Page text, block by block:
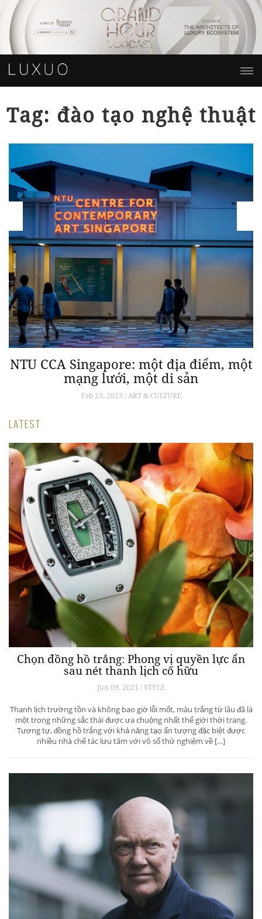
Tag: đào tạo nghệ thuật
NTU CCA Singapore: một địa điểm, một
mạng lưới, một di sản
Feb 23, 2023 / ART & CULTURE
LATEST
Chọn đồng hồ trắng: Phong vị quyền lực ẩn
sau nét thanh lịch cố hữu
Jun 09, 2021 / STYLE
Thanh lịch trường tồn và không bao giờ lỗi mốt, màu trắng từ lâu đã là
một trong những sắc thái được ưa chuộng nhất thế giới thời trang.
Tương tự, đồng hồ trắng với khả năng tạo ấn tượng đặc biệt được
nhiều nhà chế tác lưu tâm với vô số thử nghiệm về […]